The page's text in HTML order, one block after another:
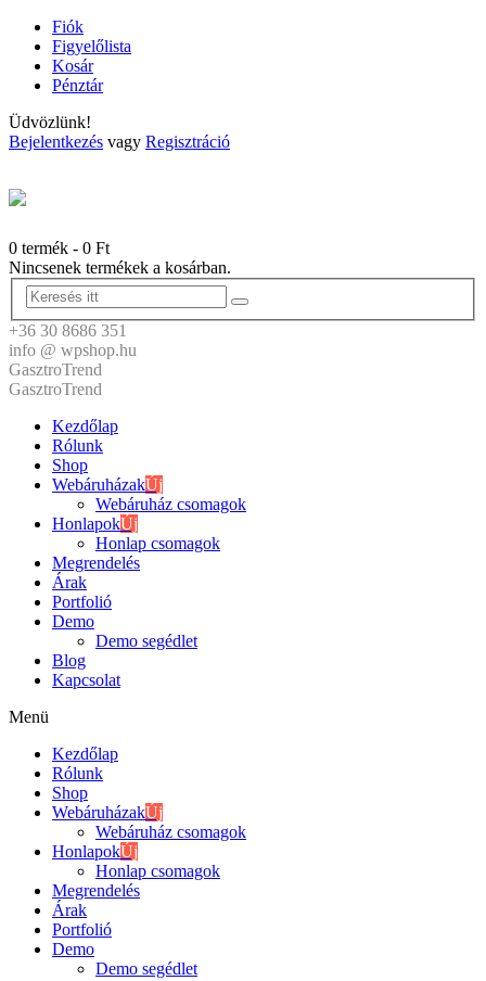
Fiók
Figyelőlista
Kosár
Pénztár
Üdvözlünk!
Bejelentkezés vagy Regisztráció
0 termék - 0 Ft
Nincsenek termékek a kosárban.
+36 30 8686 351
info @ wpshop.hu
GasztroTrend
GasztroTrend
Kezdőlap
Rólunk
Shop
WebáruházakÚj
Webáruház csomagok
HonlapokÚj
Honlap csomagok
Megrendelés
Árak
Portfolió
Demo
Demo segédlet
Blog
Kapcsolat
Menü
Kezdőlap
Rólunk
Shop
WebáruházakÚj
Webáruház csomagok
HonlapokÚj
Honlap csomagok
Megrendelés
Árak
Portfolió
Demo
Demo segédlet